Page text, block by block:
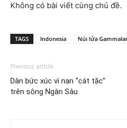
Không có bài viết cùng chủ đề.
TAGS Indonesia Núi lửa
Previous article
Dân bức xúc vì nạn “cát tặc”
trên sông Ngàn Sâu